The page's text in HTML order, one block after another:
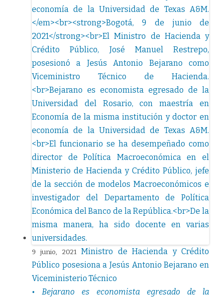
9 junio, 2021 Ministro de Hacienda y Crédito
Público posesiona a Jesús Antonio Bejarano en
Viceministerio Técnico
• Bejarano es economista egresado de la